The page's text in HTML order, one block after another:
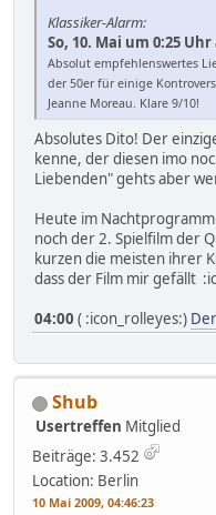
Klassiker-Alarm:
So, 10. Mai um 0:25
Absolut empfehlenswertes
der 50er für einige
Jeanne Moreau. Klare 9/10!
Absolutes Dito! Der
kenne, der diesen imo
Liebenden" gehts aber
Heute im
noch der 2. Spielfilm der
kurzen die meisten ihrer
dass der Film mir gefällt
04:00 ( :icon_rolleyes:)
Shub
Usertreffen Mitglied
Beiträge: 3.452
Location: Berlin
10 Mai 2009, 04:46:23